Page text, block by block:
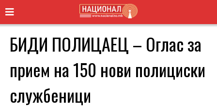
БИДИ ПОЛИЦАЕЦ – Оглас за
прием на 150 нови полициски
службеници